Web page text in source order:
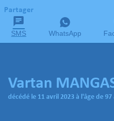
Partager
SMS WhatsApp
Vartan
décédé le 11 avril 2023 à l'âge de 97